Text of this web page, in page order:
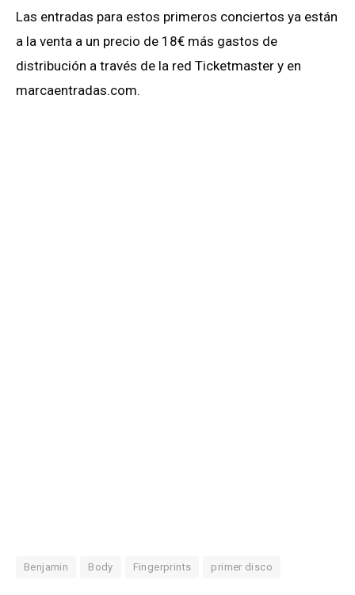
Las entradas para estos primeros conciertos ya están
a la venta a un precio de 18€ más gastos de
distribución a través de la red Ticketmaster y en
marcaentradas.com.
Benjamin Body Fingerprints primer disco